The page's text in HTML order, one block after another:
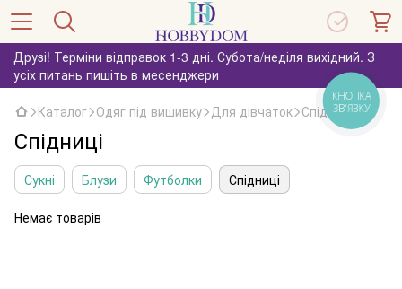
Друзі! Терміни відправок 1-3 дні. Субота/неділя вихідний. З
усіх питань пишіть в месенджери
Каталог Одяг під вишивку Для дівчаток Спідниці
Спідниці
Сукні Блузи Футболки Спідниці
Немає товарів
КНОПКА
ЗВ'ЯЗКУ